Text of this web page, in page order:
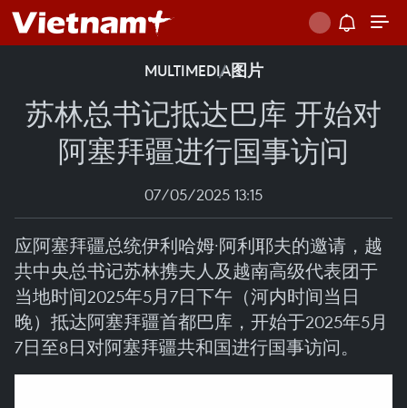
MULTIMEDIA图片
苏林总书记抵达巴库 开始对
阿塞拜疆进行国事访问
07/05/2025 13:15
应阿塞拜疆总统伊利哈姆·阿利耶夫的邀请，越
共中央总书记苏林携夫人及越南高级代表团于
当地时间2025年5月7日下午（河内时间当日
晚）抵达阿塞拜疆首都巴库，开始于2025年5月
7日至8日对阿塞拜疆共和国进行国事访问。